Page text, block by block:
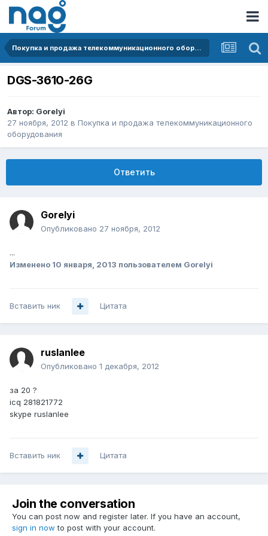
Покупка и продажа телекоммуникационного оборудования
DGS-3610-26G
Автор: Gorelyi
27 ноября, 2012 в Покупка и продажа телекоммуникационного
оборудования
Ответить
Gorelyi
Опубликовано 27 ноября, 2012
...
Изменено 10 января, 2013 пользователем Gorelyi
Вставить ник Цитата
ruslanlee
Опубликовано 1 декабря, 2012
за 20 ?
icq 281821772
skype ruslanlee
Вставить ник Цитата
Join the conversation
You can post now and register later. If you have an account,
sign in now to post with your account.